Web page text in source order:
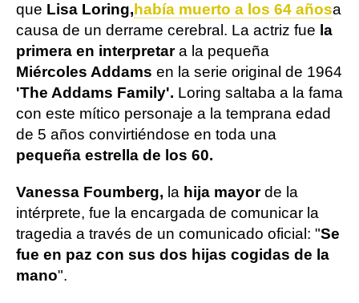
que Lisa Loring,había muerto a los 64 añosa
causa de un derrame cerebral. La actriz fue la
primera en interpretara la pequeña
Miércoles Addams en la serie original de 1964
'The Addams Family'. Loring saltaba a la fama
con este mítico personaje a la temprana edad
de 5 años convirtiéndose en toda una
pequeña estrella de los 60.
Vanessa Foumberg, la hija mayorde la
intérprete, fue la encargada de comunicar la
tragedia a través de un comunicado oficial: "Se
fue en paz con sus dos hijas cogidas de la
mano".